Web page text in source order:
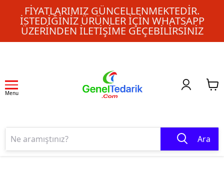
FIYATLARIMIZ GÜNCELLENMEKTEDIR.
İSTEDIĞINIZ ÜRÜNLER IÇIN WHATSAPP
ÜZERINDEN ILETIŞIME GEÇEBILIRSINIZ
Menu
Ara